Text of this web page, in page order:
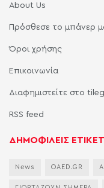
About Us
Πρόσθεσε το μπάνερ
Όροι χρήσης
Επικοινωνία
Διαφημιστείτε στο
RSS feed
ΔΗΜΟΦΙΛΕΙΣ
News OAED.GR